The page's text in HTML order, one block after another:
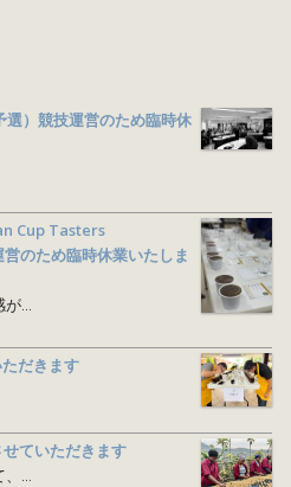
選）競技運営のため臨時休
Cup Tasters
のため臨時休業いたしま
...
だきます
ていただきます
...